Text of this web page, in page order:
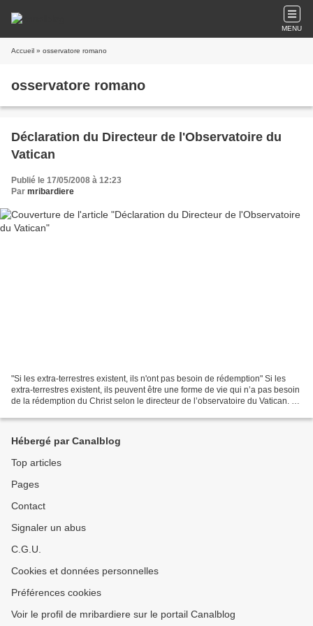
MENU
Accueil » osservatore romano
osservatore romano
Déclaration du Directeur de l'Observatoire du
Vatican
Publié le 17/05/2008 à 12:23
Par mribardiere
"Si les extra-terrestres existent, ils n'ont pas besoin de rédemption" Si les
extra-terrestres existent, ils peuvent être une forme de vie qui n’a pas besoin
de la rédemption du Christ selon le directeur de l’observatoire du Vatican. Le
Hébergé par Canalblog
Top articles
Pages
Contact
Signaler un abus
C.G.U.
Cookies et données personnelles
Préférences cookies
Voir le profil de mribardiere sur le portail Canalblog